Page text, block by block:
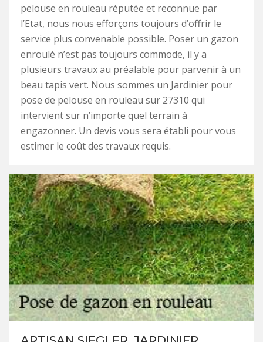
pelouse en rouleau réputée et reconnue par
l’Etat, nous nous efforçons toujours d’offrir le
service plus convenable possible. Poser un gazon
enroulé n’est pas toujours commode, il y a
plusieurs travaux au préalable pour parvenir à un
beau tapis vert. Nous sommes un Jardinier pour
pose de pelouse en rouleau sur 27310 qui
intervient sur n’importe quel terrain à
engazonner. Un devis vous sera établi pour vous
estimer le coût des travaux requis.